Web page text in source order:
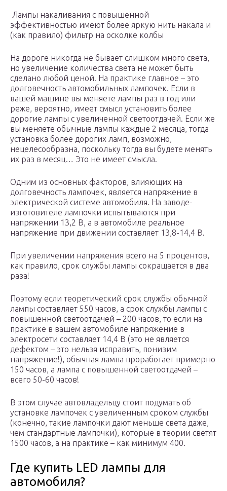
Лампы накаливания с повышенной
эффективностью имеют более яркую нить накала и
(как правило) фильтр на осколке колбы
На дороге никогда не бывает слишком много света,
но увеличение количества света не может быть
сделано любой ценой. На практике главное – это
долговечность автомобильных лампочек. Если в
вашей машине вы меняете лампы раз в год или
реже, вероятно, имеет смысл установить более
дорогие лампы с увеличенной светоотдачей. Если же
вы меняете обычные лампы каждые 2 месяца, тогда
установка более дорогих ламп, возможно,
нецелесообразна, поскольку тогда вы будете менять
их раз в месяц… Это не имеет смысла.
Одним из основных факторов, влияющих на
долговечность лампочек, является напряжение в
электрической системе автомобиля. На заводе-
изготовителе лампочки испытываются при
напряжении 13,2 В, а в автомобиле реальное
напряжение при движении составляет 13,8-14,4 В.
При увеличении напряжения всего на 5 процентов,
как правило, срок службы лампы сокращается в два
раза!
Поэтому если теоретический срок службы обычной
лампы составляет 550 часов, а срок службы лампы с
повышенной светоотдачей – 200 часов, то если на
практике в вашем автомобиле напряжение в
электросети составляет 14,4 В (это не является
дефектом – это нельзя исправить, понизим
напряжение!), обычная лампа проработает примерно
150 часов, а лампа с повышенной светоотдачей –
всего 50-60 часов!
В этом случае автовладельцу стоит подумать об
установке лампочек с увеличенным сроком службы
(конечно, такие лампочки дают меньше света даже,
чем стандартные лампочки), которые в теории светят
1500 часов, а на практике – как минимум 400.
Где купить LED лампы для
автомобиля?